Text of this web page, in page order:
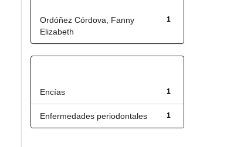
1
Ordóñez Córdova, Fanny
Elizabeth
1
Encías
1
Enfermedades periodontales